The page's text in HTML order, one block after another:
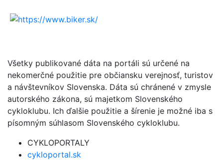
Všetky publikované dáta na portáli sú určené na
nekomerčné použitie pre občiansku verejnosť, turistov
a návštevníkov Slovenska. Dáta sú chránené v zmysle
autorského zákona, sú majetkom Slovenského
cykloklubu. Ich ďalšie použitie a šírenie je možné iba s
písomným súhlasom Slovenského cykloklubu.
CYKLOPORTALY
cykloportal.sk